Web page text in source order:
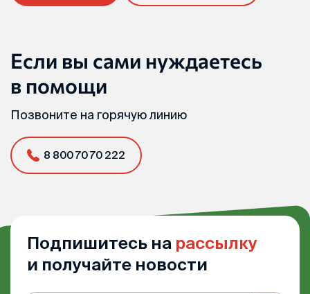
Если вы сами нуждаетесь
в помощи
Позвоните на горячую линию
8 800 70 70 222
Подпишитесь на рассылку
и получайте новости